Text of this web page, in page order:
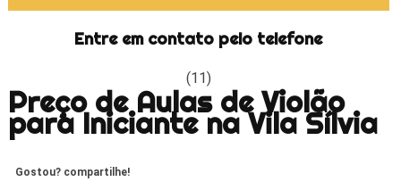
Entre em contato pelo telefone
(11)
Preço de Aulas de Violão
para Iniciante na Vila Sílvia
Gostou? compartilhe!